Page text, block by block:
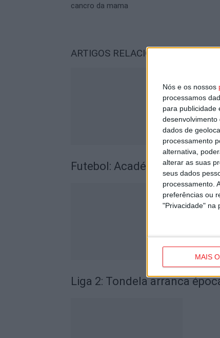
Nós e os nossos
processamos
para publicidade
desenvolvimento
dados de
processamento
alternativa,
alterar as suas
seus dados
processamento.
preferências ou
"Privacidade" na
MAIS
cancro da mama
ARTIGOS RELACIONADOS
Futebol: Académico de
Liga 2: Tondela arranca